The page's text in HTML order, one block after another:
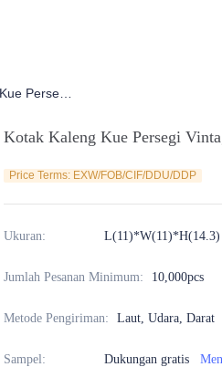
Kotak Kaleng Kue Persegi
Price Terms: EXW/FOB/CIF/DDU/DDP
Ukuran: L(11)*W(11)*H(14.3)
Jumlah Pesanan Minimum: 10,000pcs
Metode Pengiriman: Laut, Udara, Darat
Sampel: Dukungan gratis